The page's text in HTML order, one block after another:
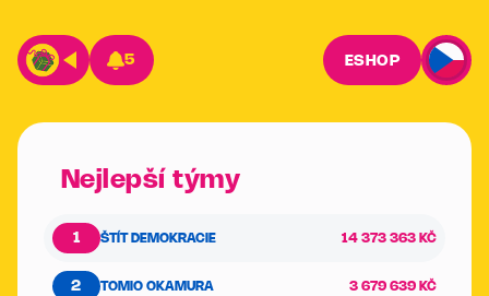
5 ESHOP
Nejlepší týmy
1 ŠTÍT DEMOKRACIE 14 373 363 KČ
2 TOMIO OKAMURA 3 679 639 KČ